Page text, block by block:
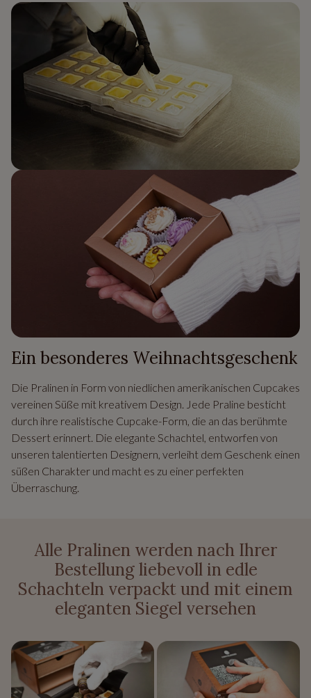
Ein besonderes Weihnachtsgeschenk
Die Pralinen in Form von niedlichen amerikanischen Cupcakes
vereinen Süße mit kreativem Design. Jede Praline besticht
durch ihre realistische Cupcake-Form, die an das berühmte
Dessert erinnert. Die elegante Schachtel, entworfen von
unseren talentierten Designern, verleiht dem Geschenk einen
süßen Charakter und macht es zu einer perfekten
Überraschung.
Alle Pralinen werden nach Ihrer
Bestellung liebevoll in edle
Schachteln verpackt und mit einem
eleganten Siegel versehen